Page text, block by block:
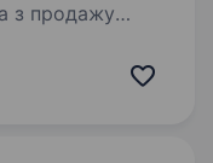
з продажу
переговори,